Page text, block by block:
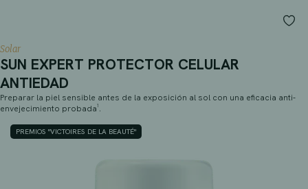
Solar
SUN EXPERT PROTECTOR CELULAR
ANTIEDAD
Preparar la piel sensible antes de la exposición al sol con una eficacia anti-
envejecimiento probada¹.
PREMIOS "VICTOIRES DE LA BEAUTÉ"